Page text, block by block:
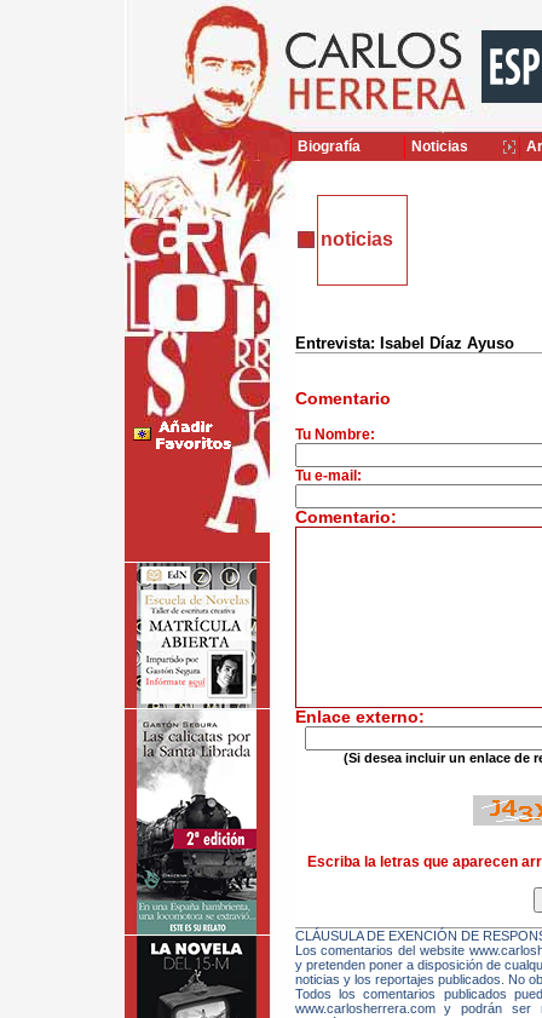
noticias
Entrevista: Isabel Díaz Ayuso
Comentario
Tu Nombre:
Tu e-mail:
Comentario:
Enlace externo:
(Si desea incluir un enlace de
Escriba la letras que aparecen
CLÁUSULA DE EXENCIÓN DE
Los comentarios del website
y pretenden poner a disposición de
noticias y los reportajes publicados. No
Todos los comentarios publicados
www.carlosherrera.com y podrán
Biografía Noticias